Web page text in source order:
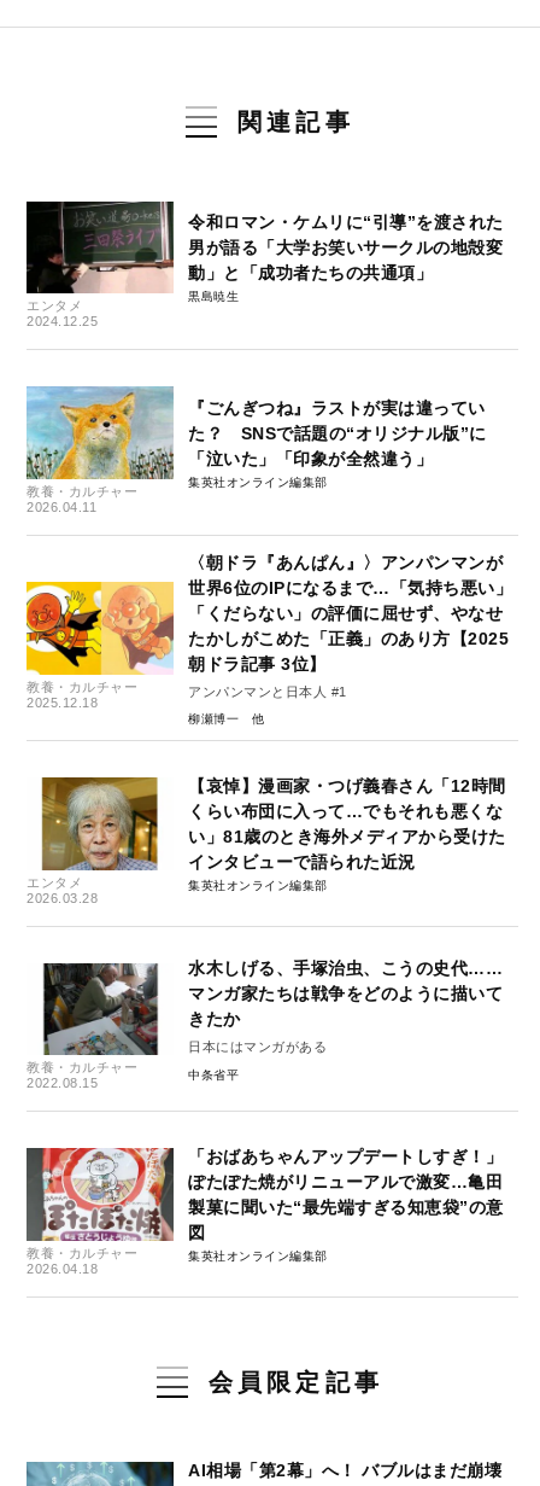
関連記事
エンタメ
2024.12.25
令和ロマン・ケムリに“引導”を渡された
男が語る「大学お笑いサークルの地殻変
動」と「成功者たちの共通項」
黒島暁生
教養・カルチャー
2026.04.11
『ごんぎつね』ラストが実は違ってい
た？ SNSで話題の“オリジナル版”に
「泣いた」「印象が全然違う」
集英社オンライン編集部
教養・カルチャー
2025.12.18
〈朝ドラ『あんぱん』〉アンパンマンが
世界6位のIPになるまで…「気持ち悪い」
「くだらない」の評価に屈せず、やなせ
たかしがこめた「正義」のあり方【2025
朝ドラ記事 3位】
アンパンマンと日本人 #1
柳瀬博一
エンタメ
2026.03.28
【哀悼】漫画家・つげ義春さん「12時間
くらい布団に入って…でもそれも悪くな
い」81歳のとき海外メディアから受けた
インタビューで語られた近況
集英社オンライン編集部
教養・カルチャー
2022.08.15
水木しげる、手塚治虫、こうの史代……
マンガ家たちは戦争をどのように描いて
きたか
日本にはマンガがある
中条省平
教養・カルチャー
2026.04.18
「おばあちゃんアップデートしすぎ！」
ぽたぽた焼がリニューアルで激変…亀田
製菓に聞いた“最先端すぎる知恵袋”の意
図
集英社オンライン編集部
会員限定記事
AI相場「第2幕」へ！ バブルはまだ崩壊